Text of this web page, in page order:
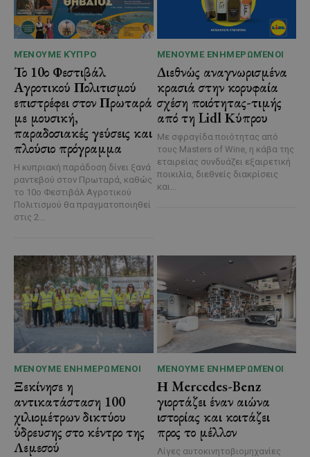
ΜΈΝΟΥΜΕ ΚΎΠΡΟ
Το 10ο Φεστιβάλ
Αγροτικού Πολιτισμού
επιστρέφει στον Πρωταρά
με μουσική,
παραδοσιακές γεύσεις και
πλούσιο πρόγραμμα
Η κυπριακή παράδοση δίνει ξανά
ραντεβού στον Πρωταρά, καθώς
το 10ο Φεστιβάλ Αγροτικού
Πολιτισμού θα πραγματοποιηθεί
στις 2...
ΜΈΝΟΥΜΕ ΕΝΗΜΕΡΩΜΈΝΟΙ
Διεθνώς αναγνωρισμένα
κρασιά στην κορυφαία
σχέση ποιότητας-τιμής
από τη Lidl Κύπρου
Με σφραγίδα ποιότητας από
τους Masters of Wine, η κάβα της
εταιρείας συνδυάζει εξαιρετική
ποικιλία, διεθνείς διακρίσεις
και...
ΜΈΝΟΥΜΕ ΕΝΗΜΕΡΩΜΈΝΟΙ
Ξεκίνησε η
αντικατάσταση 100
χιλιομέτρων δικτύου
ύδρευσης στο κέντρο της
Λεμεσού
ΜΈΝΟΥΜΕ ΕΝΗΜΕΡΩΜΈΝΟΙ
Η Mercedes-Benz
γιορτάζει έναν αιώνα
ιστορίας και κοιτάζει
προς το μέλλον
Λίγες αυτοκινητοβιομηχανίες